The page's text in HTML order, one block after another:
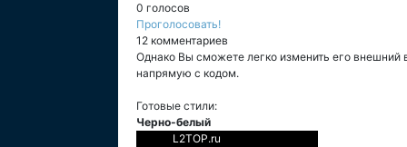
0 голосов
Проголосовать!
12 комментариев
Однако Вы сможете легко изменить его
напрямую с кодом.
Готовые стили:
Черно-белый
L2TOP.ru